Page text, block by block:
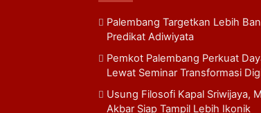
Palembang Targetkan Lebih
Predikat Adiwiyata
Pemkot Palembang Perkuat
Lewat Seminar Transformasi
Usung Filosofi Kapal Sriwijaya,
Akbar Siap Tampil Lebih Ikonik